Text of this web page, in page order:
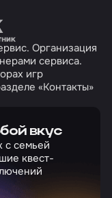
на сайт
Организация
сервиса.
игр
«Контакты»
вкус
с семьей
квест-